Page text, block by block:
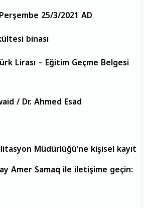
Perşembe 25/3/2021 AD
binası
Lirası – Eğitim Geçme Belgesi
/ Dr. Ahmed Esad
Müdürlüğü’ne kişisel kayıt
Amer Samaq ile iletişime geçin: